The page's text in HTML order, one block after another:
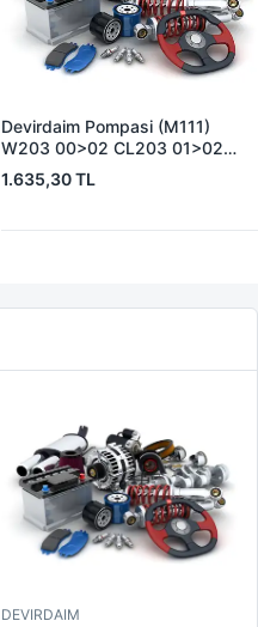
Devirdaim Pompasi (M111)
W203 00>02 CL203 01>02
S203 01>02 C208 00>02
W210 00>02 | WENDERPARTS
A1112004201
1.635,30 TL
DEVIRDAIM